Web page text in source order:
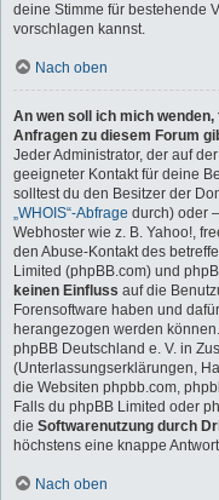
deine Stimme für bestehende
vorschlagen kannst.
Nach oben
An wen soll ich mich
Anfragen zu diesem Forum
Jeder Administrator, der auf
geeigneter Kontakt für deine
solltest du den Besitzer der
„WHOIS“-Abfrage durch) oder
Webhoster wie z. B. Yahoo!,
den Abuse-Kontakt des
Limited (phpBB.com) und
keinen Einfluss auf die
Forensoftware haben und
herangezogen werden
phpBB Deutschland e. V. in
(Unterlassungserklärungen,
die Websiten phpbb.com,
Falls du phpBB Limited oder
die Softwarenutzung durch
höchstens eine knappe
Nach oben